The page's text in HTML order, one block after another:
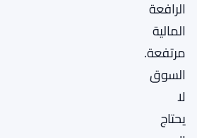
الرافعة
المالية
مرتفعة.
السوق
لا
يحتاج